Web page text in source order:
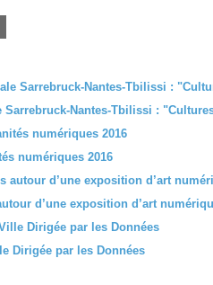
Sarrebruck-Nantes-Tbilissi :
numériques 2016
d’une exposition d’art
Dirigée par les Données